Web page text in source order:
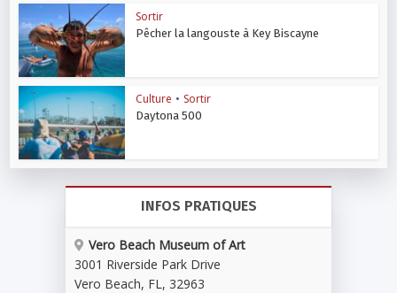
Sortir
Pêcher la langouste à Key Biscayne
Culture • Sortir
Daytona 500
INFOS PRATIQUES
Vero Beach Museum of Art
3001 Riverside Park Drive
Vero Beach, FL , 32963